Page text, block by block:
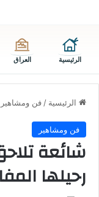
الرئيسية العراق
الرئيسية / فن ومشاهير
فن ومشاهير
شائعة
رحيلها